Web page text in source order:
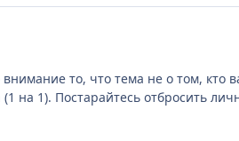
то, что тема не о том,
на 1). Постарайтесь отбросить